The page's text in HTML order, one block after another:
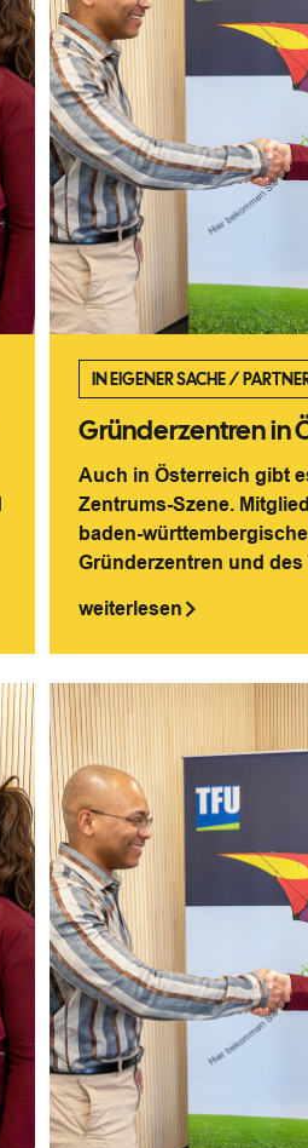
IN EIGENER SACHE/
Gründerzentren in
Auch in Österreich gibt
Zentrums-Szene.
baden-
Gründerzentren und des
weiterlesen